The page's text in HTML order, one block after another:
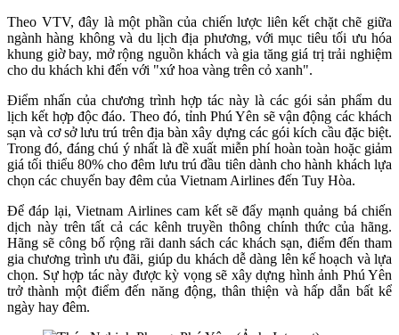
Theo VTV, đây là một phần của chiến lược liên kết chặt chẽ giữa
ngành hàng không và du lịch địa phương, với mục tiêu tối ưu hóa
khung giờ bay, mở rộng nguồn khách và gia tăng giá trị trải nghiệm
cho du khách khi đến với "xứ hoa vàng trên cỏ xanh".
Điểm nhấn của chương trình hợp tác này là các gói sản phẩm du
lịch kết hợp độc đáo. Theo đó, tỉnh Phú Yên sẽ vận động các khách
sạn và cơ sở lưu trú trên địa bàn xây dựng các gói kích cầu đặc biệt.
Trong đó, đáng chú ý nhất là đề xuất miễn phí hoàn toàn hoặc giảm
giá tối thiểu 80% cho đêm lưu trú đầu tiên dành cho hành khách lựa
chọn các chuyến bay đêm của Vietnam Airlines đến Tuy Hòa.
Để đáp lại, Vietnam Airlines cam kết sẽ đẩy mạnh quảng bá chiến
dịch này trên tất cả các kênh truyền thông chính thức của hãng.
Hãng sẽ công bố rộng rãi danh sách các khách sạn, điểm đến tham
gia chương trình ưu đãi, giúp du khách dễ dàng lên kế hoạch và lựa
chọn. Sự hợp tác này được kỳ vọng sẽ xây dựng hình ảnh Phú Yên
trở thành một điểm đến năng động, thân thiện và hấp dẫn bất kể
ngày hay đêm.